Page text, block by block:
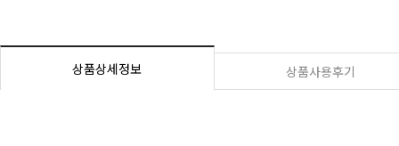
상품상세정보 상품사용후기